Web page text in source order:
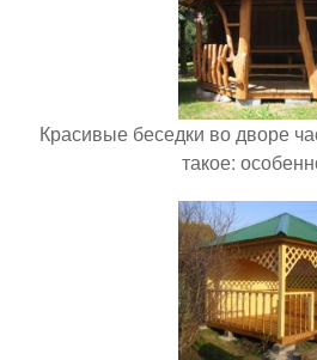
Красивые беседки во дворе
такое: